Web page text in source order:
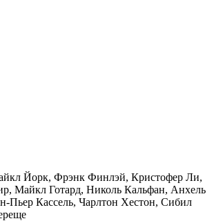
Йорк, Фрэнк Финлэй, Кристофер Ли,
Майкл Готард, Николь Кальфан, Анхель
Пьер Кассель, Чарлтон Хестон, Сибил